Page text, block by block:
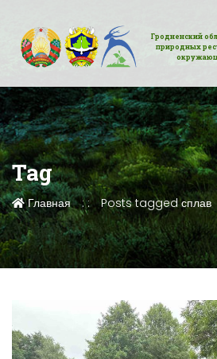
Гродненский
природных
Tag
Главная Posts tagged сплав